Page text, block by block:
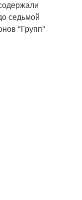
седьмой
"Групп"